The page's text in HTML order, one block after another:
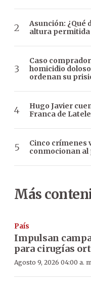
Asunción: ¿Qué
altura permitida
Caso
homicidio
ordenan su
Hugo Javier
Franca de Latele
Cinco crímenes
conmocionan al
Más
País
Impulsan
para cirugías
Agosto 9, 2026 04:00 a.